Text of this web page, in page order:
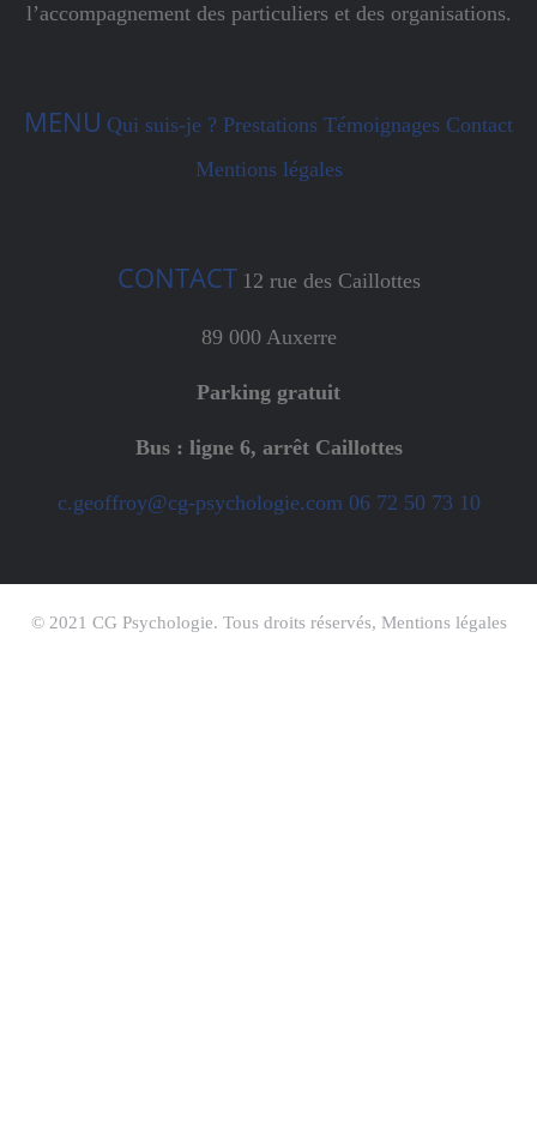
l’accompagnement des particuliers et des organisations.
MENU Qui suis-je ? Prestations Témoignages Contact
Mentions légales
CONTACT 12 rue des Caillottes
89 000 Auxerre
Parking gratuit
Bus : ligne 6, arrêt Caillottes
c.geoffroy@cg-psychologie.com 06 72 50 73 10
© 2021 CG Psychologie. Tous droits réservés, Mentions légales